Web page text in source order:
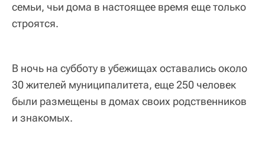
семьи, чьи дома в настоящее время еще только
строятся.
В ночь на субботу в убежищах оставались около
30 жителей муниципалитета, еще 250 человек
были размещены в домах своих родственников
и знакомых.